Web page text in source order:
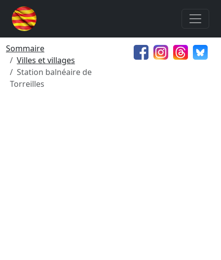
Sommaire
Villes et villages
Station balnéaire de
Torreilles